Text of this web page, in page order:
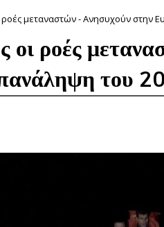
ροές μεταναστών - Ανησυχούν στην
οι ροές
του